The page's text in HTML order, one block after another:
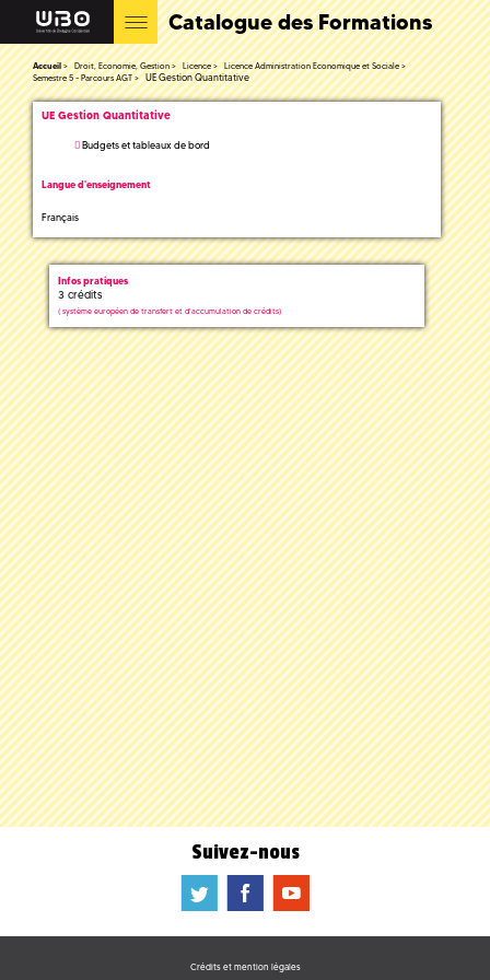
Catalogue des Formations
Accueil Droit, Economie, Gestion Licence
Licence Administration Economique et Sociale
Semestre 5 - Parcours AGT
UE Gestion Quantitative
UE Gestion Quantitative
Budgets et tableaux de bord
Langue d'enseignement
Français
Infos pratiques
3 crédits
( système européen de transfert et d'accumulation de crédits)
Suivez-nous
a b f
Crédits et mention légales